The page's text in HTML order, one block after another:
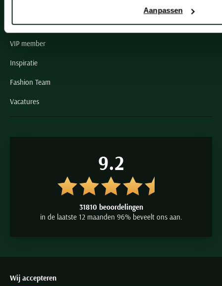
Aanpassen
Paul & Shark specialist
VIP member
Inspiratie
Fashion Team
Vacatures
9.2
31810 beoordelingen
in de laatste 12 maanden 96% beveelt ons aan.
Wij accepteren